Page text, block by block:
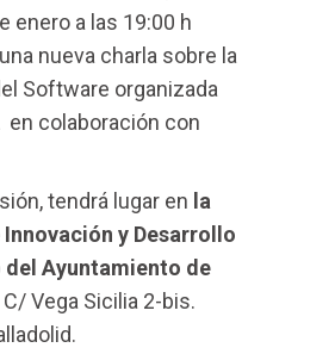
enero a las 19:00 h
nueva charla sobre la
Software organizada
en colaboración con
tendrá lugar en la
y Desarrollo
del Ayuntamiento de
Vega Sicilia 2-bis.